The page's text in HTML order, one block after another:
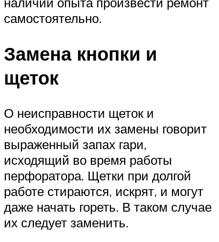
самостоятельно.
Замена кнопки и
щеток
О неисправности щеток и
необходимости их замены говорит
выраженный запах гари,
исходящий во время работы
перфоратора. Щетки при долгой
работе стираются, искрят, и могут
даже начать гореть. В таком случае
их следует заменить.